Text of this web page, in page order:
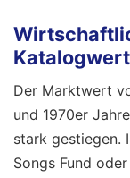
Katalogwert
Der Marktwert
und 1970er
stark gestiegen.
Songs Fund